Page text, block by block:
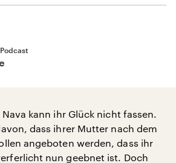
kann ihr Glück nicht fassen.
dass ihrer Mutter nach dem
angeboten werden, dass ihr
nun geebnet ist. Doch